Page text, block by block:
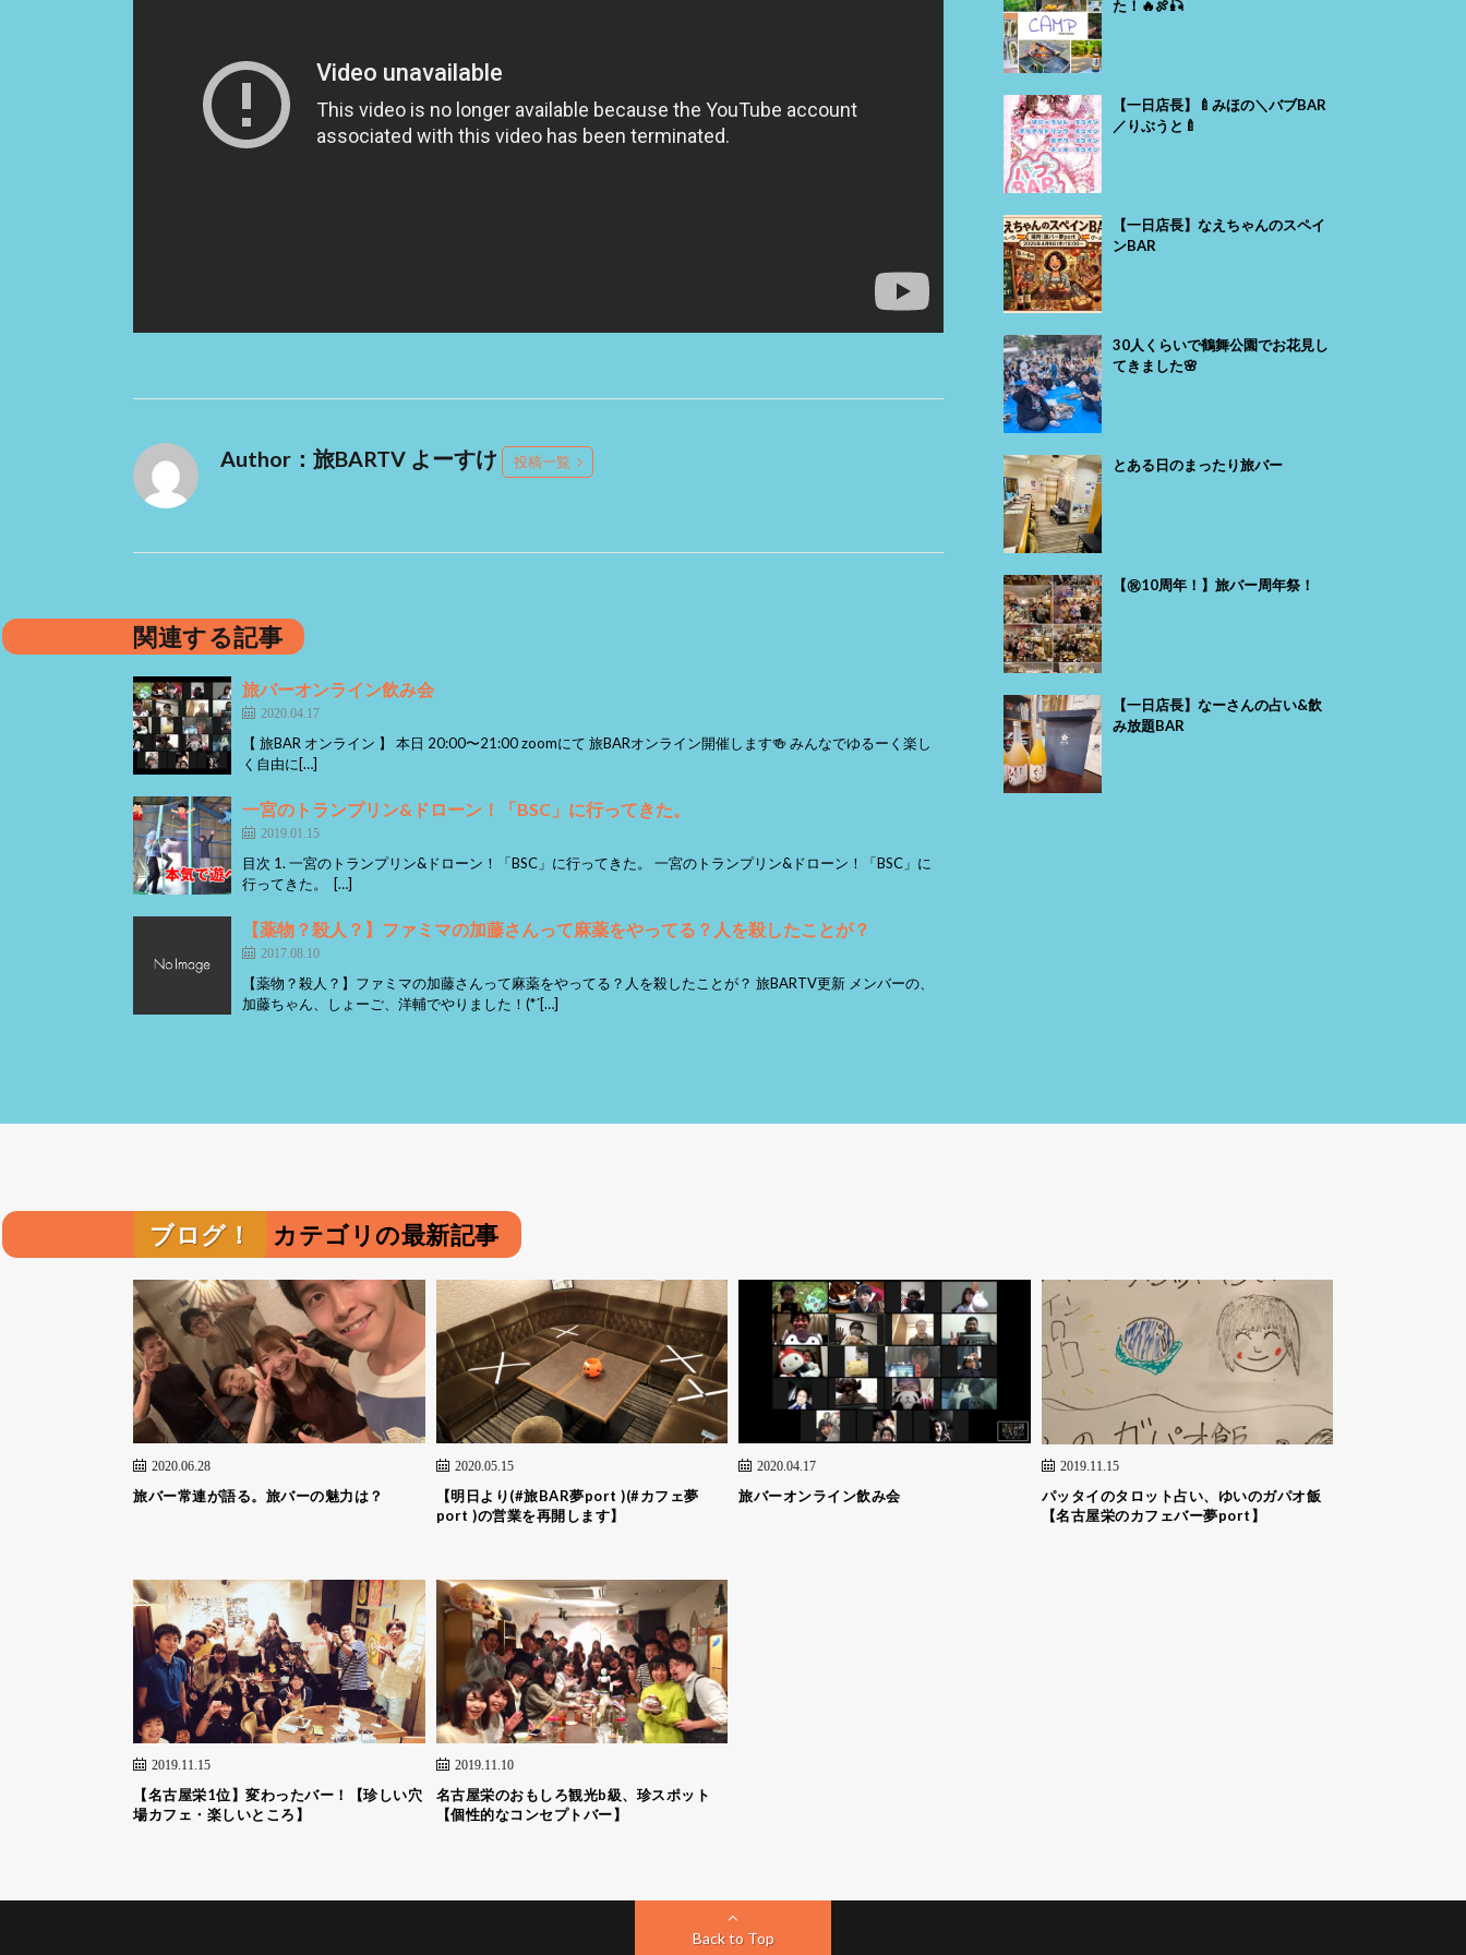
Author：旅BARTV よーすけ 投稿一覧
関連する記事
旅バーオンライン飲み会
2020.04.17
【 旅BAR オンライン 】 本日 20:00〜21:00 zoomにて 旅BARオンライン開催します🍻 みんなでゆるーく楽し
く自由に[…]
一宮のトランプリン&ドローン！「BSC」に行ってきた。
2019.01.15
目次 1. 一宮のトランプリン&ドローン！「BSC」に行ってきた。 一宮のトランプリン&ドローン！「BSC」に
行ってきた。 […]
【薬物？殺人？】ファミマの加藤さんって麻薬をやってる？人を殺したことが？
2017.08.10
【薬物？殺人？】ファミマの加藤さんって麻薬をやってる？人を殺したことが？ 旅BARTV更新 メンバーの、
加藤ちゃん、しょーご、洋輔でやりました！(*´[…]
た！🔥🍖🎣
【一日店長】🍼みほの＼バブBAR
／りぶうと🍼
【一日店長】なえちゃんのスペイ
ンBAR
30人くらいで鶴舞公園でお花見し
てきました🌸
とある日のまったり旅バー
【㊗️10周年！】旅バー周年祭！
【一日店長】なーさんの占い&飲
み放題BAR
ブログ！ カテゴリの最新記事
2020.06.28
旅バー常連が語る。旅バーの魅力は？
2020.05.15
【明日より(#旅BAR夢port )(#カフェ夢
port )の営業を再開します】
2020.04.17
旅バーオンライン飲み会
2019.11.15
パッタイのタロット占い、ゆいのガパオ飯
【名古屋栄のカフェバー夢port】
2019.11.15
【名古屋栄1位】変わったバー！【珍しい穴
場カフェ・楽しいところ】
2019.11.10
名古屋栄のおもしろ観光b級、珍スポット
【個性的なコンセプトバー】
Back to Top